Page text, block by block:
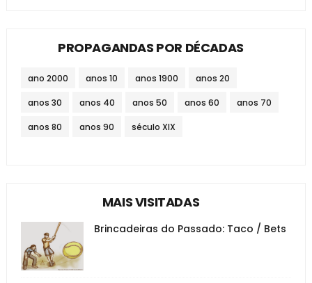
PROPAGANDAS POR DÉCADAS
ano 2000 anos 10 anos 1900 anos 20
anos 30 anos 40 anos 50 anos 60 anos 70
anos 80 anos 90 século XIX
MAIS VISITADAS
Brincadeiras do Passado: Taco / Bets